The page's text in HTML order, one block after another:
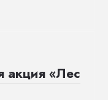
акция «Лес